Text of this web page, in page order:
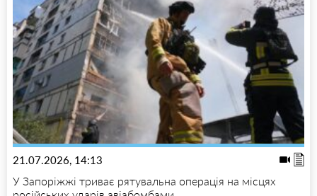
21.07.2026, 14:13
У Запоріжжі триває рятувальна операція на місцях